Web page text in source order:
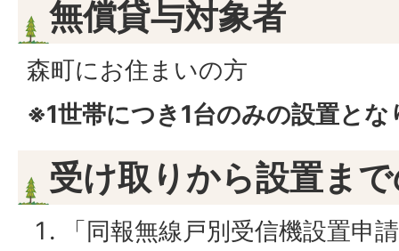
無償貸与対象者
森町にお住まいの方
※1世帯につき1台のみの設置とな
受け取りから設置ま
「同報無線戸別受信機設置申